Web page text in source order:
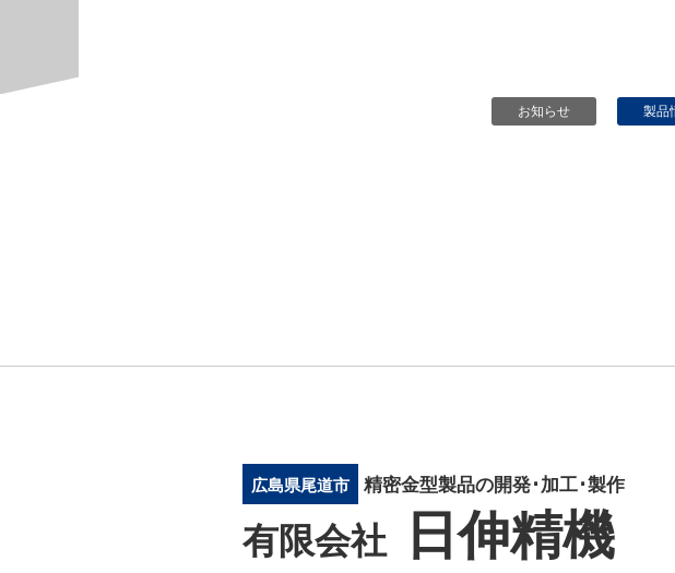
広島県尾道市 精密金型製品の開発･加工･製作
有限会社 日伸精機